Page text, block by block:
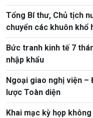
Tổng Bí thư, Chủ tịch
chuyển các khuôn khổ
hiệu quả thực chất
Bức tranh kinh tế 7
nhập khẩu
Ngoại giao nghị viện –
lược Toàn diện
Khai mạc kỳ họp